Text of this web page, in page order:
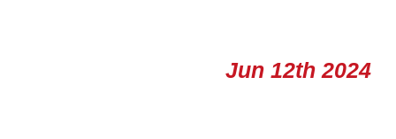
Jun 12th 2024